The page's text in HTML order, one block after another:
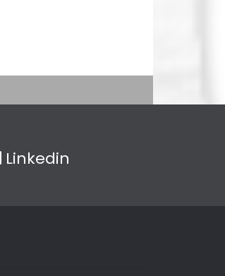
Linkedin